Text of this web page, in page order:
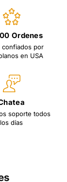
Ordenes
confiados por
en USA
soporte todos
los días